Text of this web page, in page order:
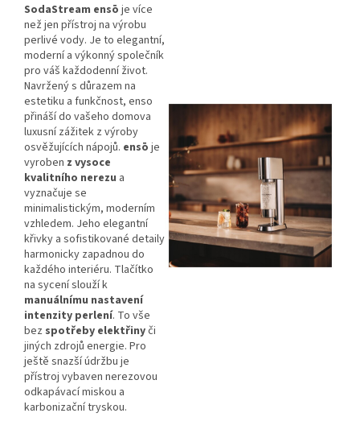
SodaStream ensō je více
než jen přístroj na výrobu
perlivé vody. Je to elegantní,
moderní a výkonný společník
pro váš každodenní život.
Navržený s důrazem na
estetiku a funkčnost, enso
přináší do vašeho domova
luxusní zážitek z výroby
osvěžujících nápojů. ensō je
vyroben z vysoce
kvalitního nerezu a
vyznačuje se
minimalistickým, moderním
vzhledem. Jeho elegantní
křivky a sofistikované detaily
harmonicky zapadnou do
každého interiéru. Tlačítko
na sycení slouží k
manuálnímu nastavení
intenzity perlení. To vše
bez spotřeby elektřinyči
jiných zdrojů energie. Pro
ještě snazší údržbu je
přístroj vybaven nerezovou
odkapávací miskou a
karbonizační tryskou.